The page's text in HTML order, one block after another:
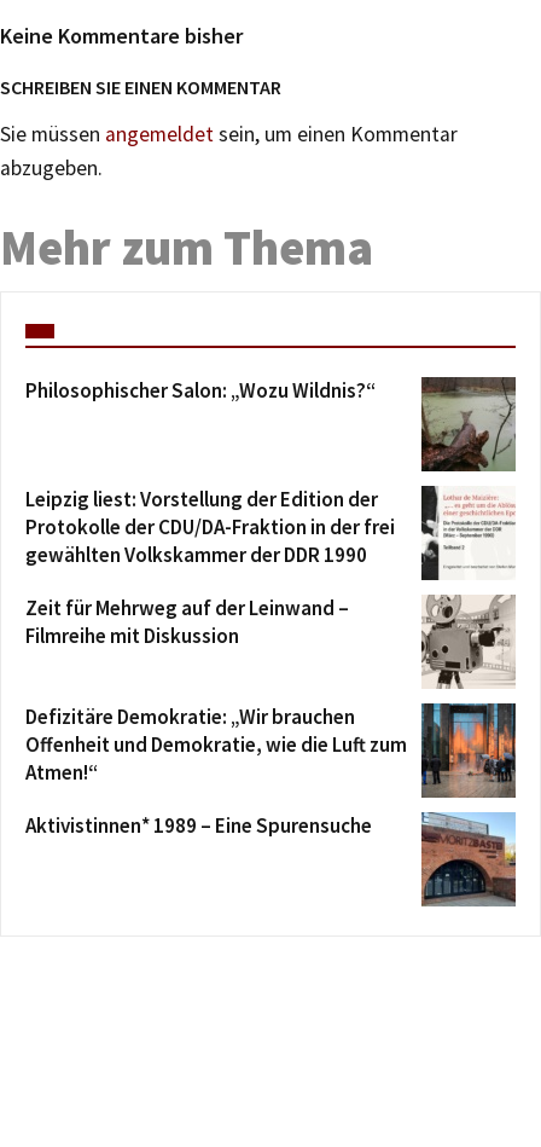
Keine Kommentare bisher
SCHREIBEN SIE EINEN KOMMENTAR
Sie müssen angemeldetsein, um einen Kommentar
abzugeben.
Mehr zum Thema
Philosophischer Salon: „Wozu Wildnis?“
Leipzig liest: Vorstellung der Edition der
Protokolle der CDU/DA-Fraktion in der frei
gewählten Volkskammer der DDR 1990
Zeit für Mehrweg auf der Leinwand –
Filmreihe mit Diskussion
Defizitäre Demokratie: „Wir brauchen
Offenheit und Demokratie, wie die Luft zum
Atmen!“
Aktivistinnen* 1989 – Eine Spurensuche